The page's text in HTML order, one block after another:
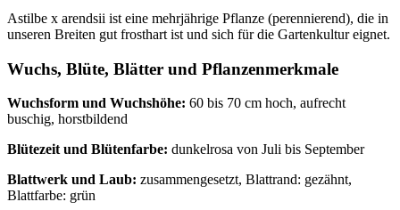
Astilbe x arendsii ist eine mehrjährige Pflanze (perennierend), die in
unseren Breiten gut frosthart ist und sich für die Gartenkultur eignet.
Wuchs, Blüte, Blätter und Pflanzenmerkmale
Wuchsform und Wuchshöhe: 60 bis 70 cm hoch, aufrecht
buschig, horstbildend
Blütezeit und Blütenfarbe: dunkelrosa von Juli bis September
Blattwerk und Laub: zusammengesetzt, Blattrand: gezähnt,
Blattfarbe: grün